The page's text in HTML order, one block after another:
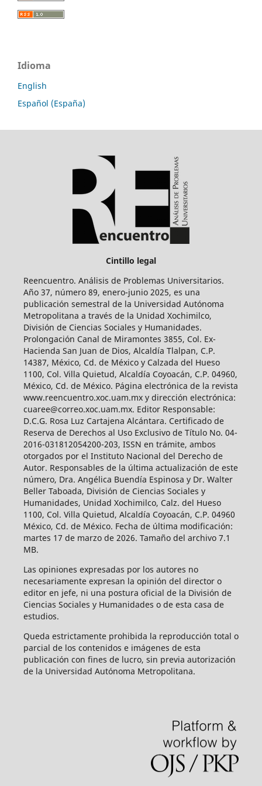
Idioma
English
Español (España)
Cintillo legal
Reencuentro. Análisis de Problemas Universitarios.
Año 37, número 89, enero-junio 2025, es una
publicación semestral de la Universidad Autónoma
Metropolitana a través de la Unidad Xochimilco,
División de Ciencias Sociales y Humanidades.
Prolongación Canal de Miramontes 3855, Col. Ex-
Hacienda San Juan de Dios, Alcaldía Tlalpan, C.P.
14387, México, Cd. de México y Calzada del Hueso
1100, Col. Villa Quietud, Alcaldía Coyoacán, C.P. 04960,
México, Cd. de México. Página electrónica de la revista
www.reencuentro.xoc.uam.mx y dirección electrónica:
cuaree@correo.xoc.uam.mx. Editor Responsable:
D.C.G. Rosa Luz Cartajena Alcántara. Certificado de
Reserva de Derechos al Uso Exclusivo de Título No. 04-
2016-031812054200-203, ISSN en trámite, ambos
otorgados por el Instituto Nacional del Derecho de
Autor. Responsables de la última actualización de este
número, Dra. Angélica Buendía Espinosa y Dr. Walter
Beller Taboada, División de Ciencias Sociales y
Humanidades, Unidad Xochimilco, Calz. del Hueso
1100, Col. Villa Quietud, Alcaldía Coyoacán, C.P. 04960
México, Cd. de México. Fecha de última modificación:
martes 17 de marzo de 2026. Tamaño del archivo 7.1
MB.
Las opiniones expresadas por los autores no
necesariamente expresan la opinión del director o
editor en jefe, ni una postura oficial de la División de
Ciencias Sociales y Humanidades o de esta casa de
estudios.
Queda estrictamente prohibida la reproducción total o
parcial de los contenidos e imágenes de esta
publicación con fines de lucro, sin previa autorización
de la Universidad Autónoma Metropolitana.